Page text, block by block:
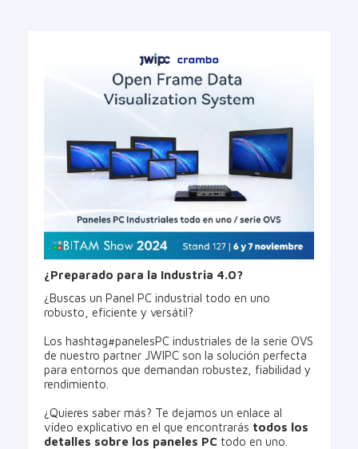
¿Preparado para la Industria 4.0?
¿Buscas un Panel PC industrial todo en uno
robusto, eficiente y versátil?
Los hashtag#panelesPC industriales de la serie OVS
de nuestro partner JWIPC son la solución perfecta
para entornos que demandan robustez, fiabilidad y
rendimiento.
¿Quieres saber más? Te dejamos un enlace al
vídeo explicativo en el que encontrarás todos los
detalles sobre los paneles PC todo en uno.